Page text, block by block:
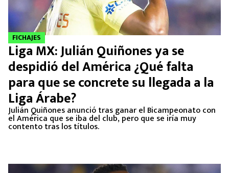
FICHAJES
Liga MX: Julián Quiñones ya se
despidió del América ¿Qué falta
para que se concrete su llegada a la
Liga Árabe?
Julián Quiñones anunció tras ganar el Bicampeonato con
el América que se iba del club, pero que se iría muy
contento tras los títulos.